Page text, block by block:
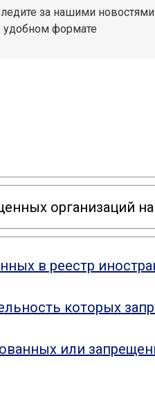
за нашими новостями
удобном формате
организаций
в реестр
которых
или